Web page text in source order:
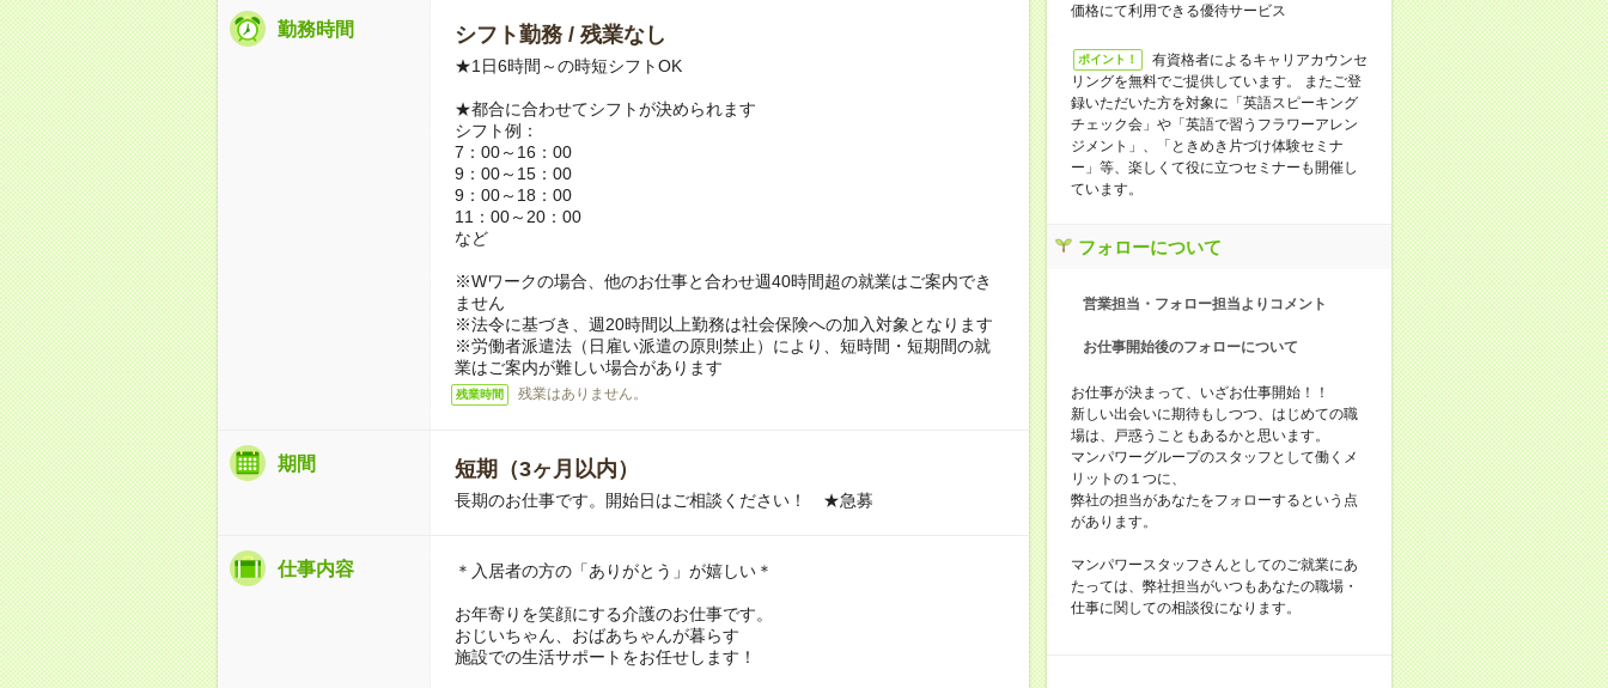
勤務時間 シフト勤務 / 残業なし
★1日6時間～の時短シフトOK
★都合に合わせてシフトが決められます
シフト例：
7：00～16：00
9：00～15：00
9：00～18：00
11：00～20：00
など
※Wワークの場合、他のお仕事と合わせ週40時間超の就業はご案内でき
ません
※法令に基づき、週20時間以上勤務は社会保険への加入対象となります
※労働者派遣法（日雇い派遣の原則禁止）により、短時間・短期間の就
業はご案内が難しい場合があります
残業時間 残業はありません。
期間 短期（3ヶ月以内）
長期のお仕事です。開始日はご相談ください！ ★急募
仕事内容 ＊入居者の方の「ありがとう」が嬉しい＊
お年寄りを笑顔にする介護のお仕事です。
おじいちゃん、おばあちゃんが暮らす
施設での生活サポートをお任せします！
価格にて利用できる優待サービス
ポイント！
有資格者によるキャリアカウンセ
リングを無料でご提供しています。 またご登
録いただいた方を対象に「英語スピーキング
チェック会」や「英語で習うフラワーアレン
ジメント」、「ときめき片づけ体験セミナ
ー」等、楽しくて役に立つセミナーも開催し
ています。
フォローについて
営業担当・フォロー担当よりコメント
お仕事開始後のフォローについて
お仕事が決まって、いざお仕事開始！！
新しい出会いに期待もしつつ、はじめての職
場は、戸惑うこともあるかと思います。
マンパワーグループのスタッフとして働くメ
リットの１つに、
弊社の担当があなたをフォローするという点
があります。
マンパワースタッフさんとしてのご就業にあ
たっては、弊社担当がいつもあなたの職場・
仕事に関しての相談役になります。